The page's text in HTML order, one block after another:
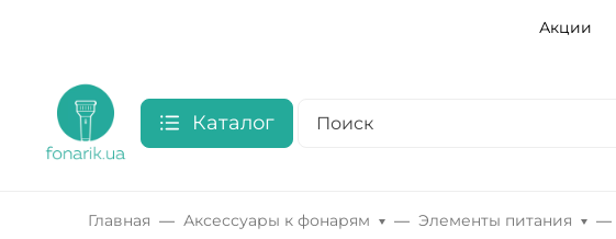
Акции
Каталог
Главная Аксессуары к фонарям Элементы питания